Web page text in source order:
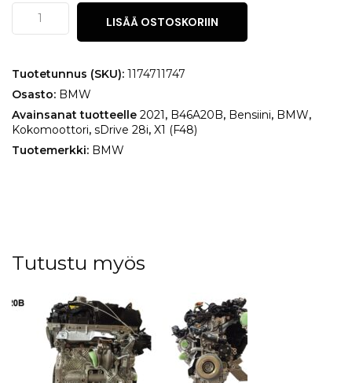
BMW
(F48)
28i
LISÄÄ OSTOSKORIIN
Tuotetunnus (SKU): 1174711747
Osasto: BMW
Avainsanat tuotteelle 2021, B46A20B, Bensiini, BMW,
Kokomoottori, sDrive 28i, X1 (F48)
Tuotemerkki: BMW
Tutustu myös